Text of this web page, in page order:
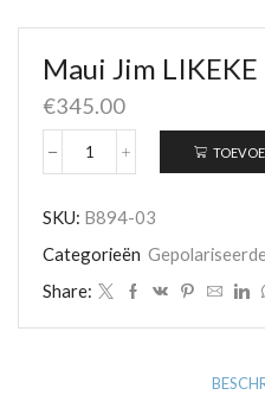
Maui Jim
€345.00
Maui
B894-
aantal
SKU: B894-03
Categorieën
Share: